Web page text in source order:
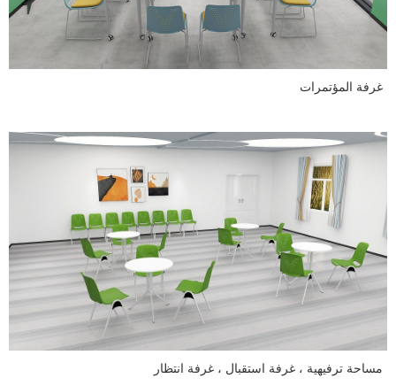
غرفة المؤتمرات
مساحة ترفيهية ، غرفة استقبال ، غرفة انتظار